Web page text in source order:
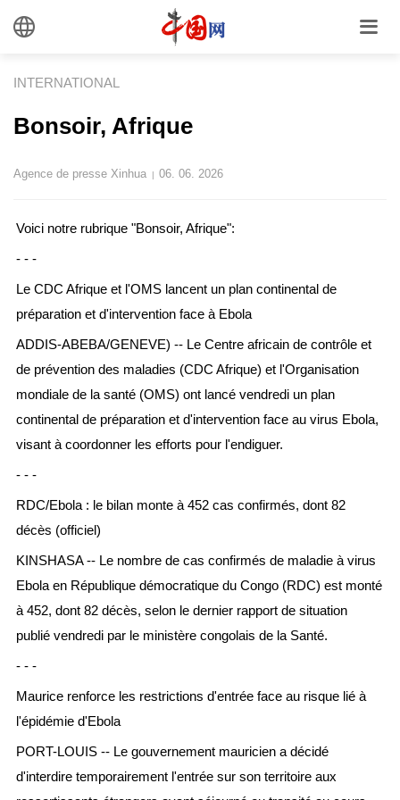
INTERNATIONAL
Bonsoir, Afrique
Agence de presse Xinhua | 06. 06. 2026
Voici notre rubrique "Bonsoir, Afrique":
- - -
Le CDC Afrique et l'OMS lancent un plan continental de
préparation et d'intervention face à Ebola
ADDIS-ABEBA/GENEVE) -- Le Centre africain de contrôle et
de prévention des maladies (CDC Afrique) et l'Organisation
mondiale de la santé (OMS) ont lancé vendredi un plan
continental de préparation et d'intervention face au virus Ebola,
visant à coordonner les efforts pour l'endiguer.
- - -
RDC/Ebola : le bilan monte à 452 cas confirmés, dont 82
décès (officiel)
KINSHASA -- Le nombre de cas confirmés de maladie à virus
Ebola en République démocratique du Congo (RDC) est monté
à 452, dont 82 décès, selon le dernier rapport de situation
publié vendredi par le ministère congolais de la Santé.
- - -
Maurice renforce les restrictions d'entrée face au risque lié à
l'épidémie d'Ebola
PORT-LOUIS -- Le gouvernement mauricien a décidé
d'interdire temporairement l'entrée sur son territoire aux